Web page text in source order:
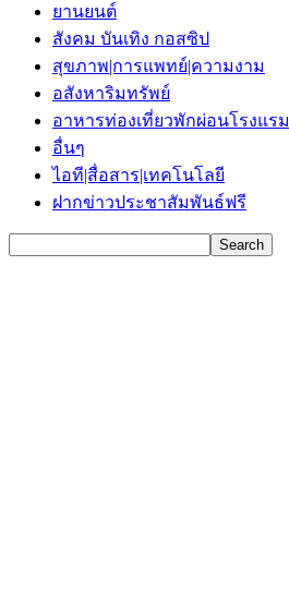
ยานยนต์
สังคม บันเทิง กอสซิป
สุขภาพ|การแพทย์|ความงาม
อสังหาริมทรัพย์
อาหารท่องเที่ยวพักผ่อนโรงแรม
อื่นๆ
ไอที|สื่อสาร|เทคโนโลยี
ฝากข่าวประชาสัมพันธ์ฟรี